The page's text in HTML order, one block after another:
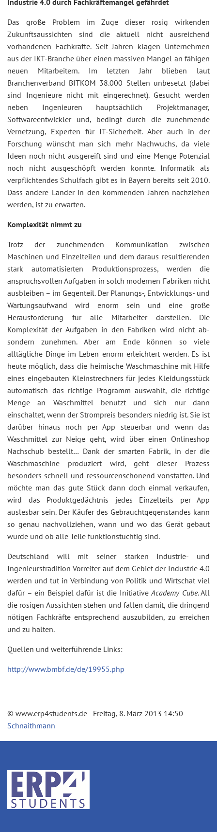
Industrie 4.0 durch Fachkräftemangel gefährdet
Das große Problem im Zuge dieser rosig wirkenden
Zukunftsaussichten sind die aktuell nicht ausreichend
vorhandenen Fachkräfte. Seit Jahren klagen Unternehmen
aus der IKT-Branche über einen massiven Mangel an fähigen
neuen Mitarbeitern. Im letzten Jahr blieben laut
Branchenverband BITKOM 38.000 Stellen unbesetzt (dabei
sind Ingenieure nicht mit eingerechnet). Gesucht werden
neben Ingenieuren hauptsächlich Projektmanager,
Softwareentwickler und, bedingt durch die zunehmende
Vernetzung, Experten für IT-Sicherheit. Aber auch in der
Forschung wünscht man sich mehr Nachwuchs, da viele
Ideen noch nicht ausgereift sind und eine Menge Potenzial
noch nicht ausgeschöpft werden konnte. Informatik als
verpflichtendes Schulfach gibt es in Bayern bereits seit 2010.
Dass andere Länder in den kommenden Jahren nachziehen
werden, ist zu erwarten.
Komplexität nimmt zu
Trotz der zunehmenden Kommunikation zwischen
Maschinen und Einzelteilen und dem daraus resultierenden
stark automatisierten Produktionsprozess, werden die
anspruchsvollen Aufgaben in solch modernen Fabriken nicht
ausbleiben – im Gegenteil. Der Planungs-, Entwicklungs- und
Wartungsaufwand wird enorm sein und eine große
Herausforderung für alle Mitarbeiter darstellen. Die
Komplexität der Aufgaben in den Fabriken wird nicht ab-
sondern zunehmen. Aber am Ende können so viele
alltägliche Dinge im Leben enorm erleichtert werden. Es ist
heute möglich, dass die heimische Waschmaschine mit Hilfe
eines eingebauten Kleinstrechners für jedes Kleidungsstück
automatisch das richtige Programm auswählt, die richtige
Menge an Waschmittel benutzt und sich nur dann
einschaltet, wenn der Strompreis besonders niedrig ist. Sie ist
darüber hinaus noch per App steuerbar und wenn das
Waschmittel zur Neige geht, wird über einen Onlineshop
Nachschub bestellt… Dank der smarten Fabrik, in der die
Waschmaschine produziert wird, geht dieser Prozess
besonders schnell und ressourcenschonend vonstatten. Und
möchte man das gute Stück dann doch einmal verkaufen,
wird das Produktgedächtnis jedes Einzelteils per App
auslesbar sein. Der Käufer des Gebrauchtgegenstandes kann
so genau nachvollziehen, wann und wo das Gerät gebaut
wurde und ob alle Teile funktionstüchtig sind.
Deutschland will mit seiner starken Industrie- und
Ingenieurstradition Vorreiter auf dem Gebiet der Industrie 4.0
werden und tut in Verbindung von Politik und Wirtschat viel
dafür – ein Beispiel dafür ist die InitiativeAcademy Cube. All
die rosigen Aussichten stehen und fallen damit, die dringend
nötigen Fachkräfte entsprechend auszubilden, zu erreichen
und zu halten.
Quellen und weiterführende Links:
http://www.bmbf.de/de/19955.php
© www.erp4students.de Freitag, 8. März 2013 14:50
Schnaithmann